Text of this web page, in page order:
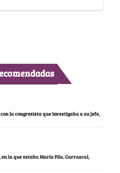
la congresista que investigaba a su jefe,
la que estaba María Fda. Carrascal,